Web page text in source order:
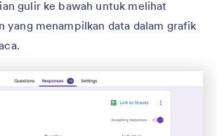
gulir ke bawah untuk melihat
yang menampilkan data dalam grafik